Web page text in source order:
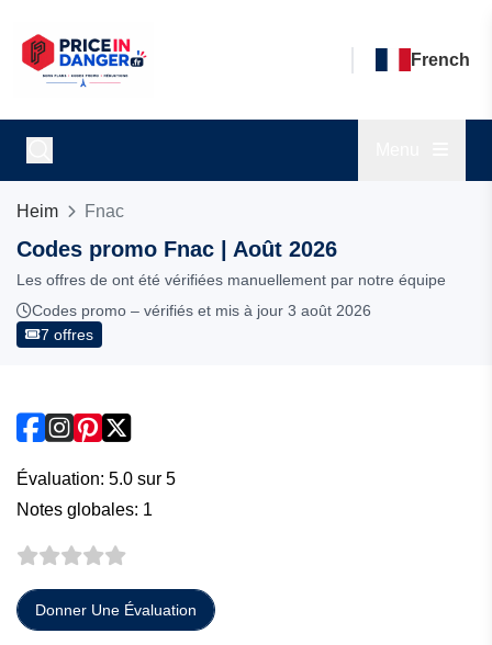
French
Heim Fnac
Codes promo Fnac | Août 2026
Les offres de ont été vérifiées manuellement par notre équipe
Codes promo – vérifiés et mis à jour 3 août 2026
7 offres
Évaluation: 5.0 sur 5
Notes globales: 1
Donner Une Évaluation